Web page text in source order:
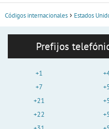
Códigos internacionales Estados
Prefijos
+1
+7
+21
+22